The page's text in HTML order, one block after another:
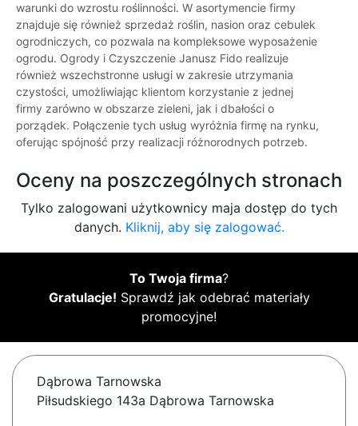
warunki do wzrostu roślinności. W asortymencie firmy
znajduje się również sprzedaż roślin, nasion oraz cebulek
ogrodniczych, co pozwala na kompleksowe wyposażenie
ogrodu. Ogrody i Czyszczenie Janusz Fido realizuje
również wszechstronne usługi w zakresie utrzymania
czystości, umożliwiając klientom korzystanie z jednej
firmy zarówno w obszarze zieleni, jak i dbałości o
porządek. Połączenie tych usług wyróżnia firmę na rynku,
oferując spójność przy realizacji różnorodnych potrzeb.
Oceny na poszczególnych stronach
Tylko zalogowani użytkownicy maja dostęp do tych
danych. Kliknij, aby się zalogować.
To Twoja firma?
Gratulacje! Sprawdź jak odebrać materiały
promocyjne!
Dąbrowa Tarnowska
Piłsudskiego 143a Dąbrowa Tarnowska